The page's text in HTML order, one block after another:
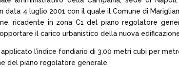
data 4 luglio 2001 con il quale il Comune di
ricadente in zona C1 del piano regolatore
il carico urbanistico della nuova
l’indice fondiario di 3,00 metri cubi per
del piano regolatore generale.